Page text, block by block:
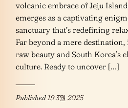
volcanic embrace of Jeju
emerges as a captivating
sanctuary that’s redefining
Far beyond a mere destination,
raw beauty and South Korea’s
culture. Ready to uncover […]
Published19 3월 2025